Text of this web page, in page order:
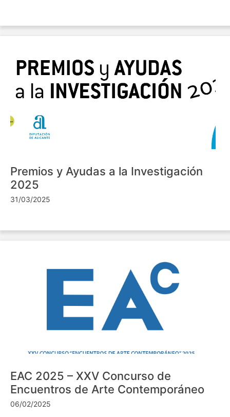
Premios y Ayudas a la Investigación
2025
31/03/2025
EAC 2025 – XXV Concurso de
Encuentros de Arte Contemporáneo
06/02/2025